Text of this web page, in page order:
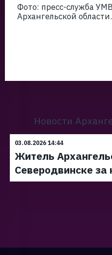
Фото: пресс-служба
Архангельской области.
Новости
03.08.2026 14:44
Житель
Северодвинске за